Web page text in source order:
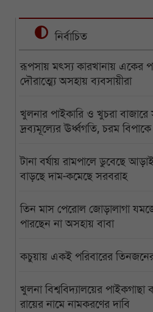
নির্বাচিত
রূপসায় মৎস্য কারখানায় একের
দৌরাত্ম্যে অসহায় ব্যবসায়ীরা
খুলনার পাইকারি ও খুচরা
দ্রব্যমূল্যের ঊর্ধ্বগতি, চরম
টানা বর্ষায় রামপালে ডুবেছে
বাড়ছে দাম-কমেছে সরবরাহ
তিন মাস পেরোল জোড়ালাগা
পারছেন না অসহায় বাবা
কচুয়ায় একই পরিবারের
খুলনা বিশ্ববিদ্যালয়ের পাইকগাছা
রায়ের নামে নামকরণের দাবি